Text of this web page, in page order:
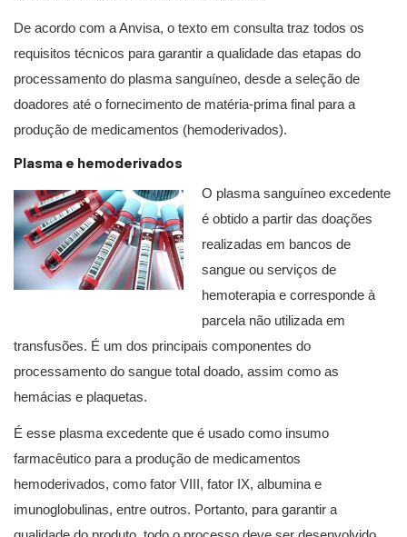
De acordo com a Anvisa, o texto em consulta traz todos os
requisitos técnicos para garantir a qualidade das etapas do
processamento do plasma sanguíneo, desde a seleção de
doadores até o fornecimento de matéria-prima final para a
produção de medicamentos (hemoderivados).
Plasma e hemoderivados
O plasma sanguíneo excedente
é obtido a partir das doações
realizadas em bancos de
sangue ou serviços de
hemoterapia e corresponde à
parcela não utilizada em
transfusões. É um dos principais componentes do
processamento do sangue total doado, assim como as
hemácias e plaquetas.
É esse plasma excedente que é usado como insumo
farmacêutico para a produção de medicamentos
hemoderivados, como fator VIII, fator IX, albumina e
imunoglobulinas, entre outros. Portanto, para garantir a